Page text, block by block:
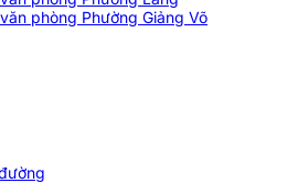
phòng Phường Giảng Võ